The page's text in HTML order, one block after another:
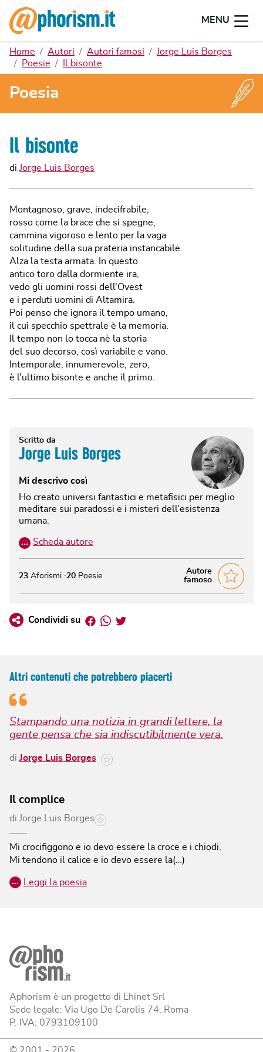
MENU
Home Autori Autori famosi
Jorge Luis Borges
Poesie
Il bisonte
Poesia
Il bisonte
di Jorge Luis Borges
Montagnoso, grave, indecifrabile,
rosso come la brace che si spegne,
cammina vigoroso e lento per la vaga
solitudine della sua prateria instancabile.
Alza la testa armata. In questo
antico toro dalla dormiente ira,
vedo gli uomini rossi dell'Ovest
e i perduti uomini di Altamira.
Poi penso che ignora il tempo umano,
il cui specchio spettrale è la memoria.
Il tempo non lo tocca nè la storia
del suo decorso, così variabile e vano.
Intemporale, innumerevole, zero,
è l'ultimo bisonte e anche il primo.
Scritto da
Jorge Luis Borges
Mi descrivo così
Ho creato universi fantastici e metafisici per meglio
meditare sui paradossi e i misteri dell'esistenza
umana.
… Scheda autore
Autore
famoso
23 Aforismi 20 Poesie
Condividi su Facebook
Whatsapp
Twitter
Altri contenuti che potrebbero piacerti
Stampando una notizia in grandi lettere, la
gente pensa che sia indiscutibilmente vera.
diJorge Luis Borges
Il complice
di Jorge Luis Borges
Mi crocifiggono e io devo essere la croce e i chiodi.
Mi tendono il calice e io devo essere la(…)
… Leggi la poesia
Aphorism è un progetto di Ehinet Srl
Sede legale: Via Ugo De Carolis 74, Roma
P. IVA: 0793109100
© 2001 - 2026